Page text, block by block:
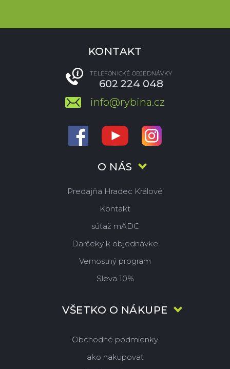
O NÁS
Predajňa Hradec Králové
Kontakt
súťaž mADC
Darčeky k objednávke
Vernostný program
Sleva 10%
VŠETKO O NÁKUPE
Obchodné podmienky
ako nakupovať
KONTAKT
TELEFONICKÉ OBJEDNÁVKY
602 224 048
info@rybina.cz